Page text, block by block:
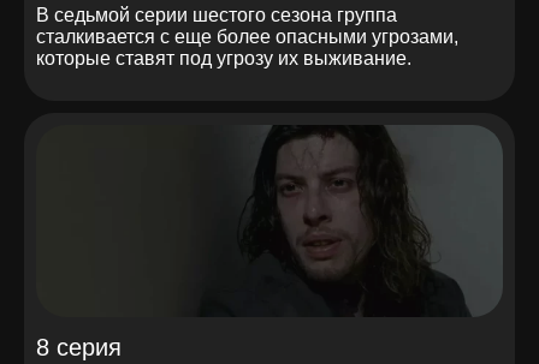
В седьмой серии шестого сезона группа
сталкивается с еще более опасными угрозами,
которые ставят под угрозу их выживание.
8 серия